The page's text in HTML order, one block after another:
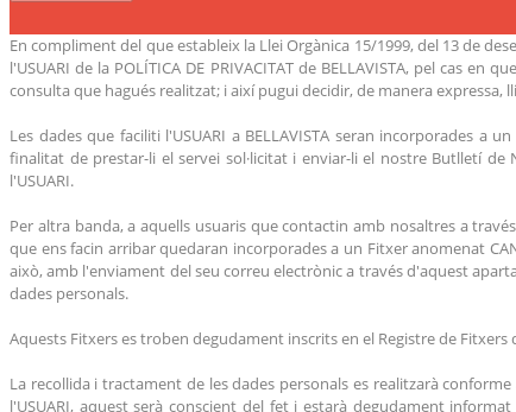
En compliment del que estableix la Llei Orgànica 15/1999, del 13 de
l'USUARI de la POLÍTICA DE PRIVACITAT de BELLAVISTA, pel cas
consulta que hagués realitzat; i així pugui decidir, de manera expressa,
Les dades que faciliti l'USUARI a BELLAVISTA seran incorporades a
finalitat de prestar-li el servei sol·licitat i enviar-li el nostre Butlletí
l'USUARI.
Per altra banda, a aquells usuaris que contactin amb nosaltres a
que ens facin arribar quedaran incorporades a un Fitxer anomenat
això, amb l'enviament del seu correu electrònic a través d'aquest
dades personals.
Aquests Fitxers es troben degudament inscrits en el Registre de Fitxers
La recollida i tractament de les dades personals es realitzarà
l'USUARI, aquest serà conscient del fet i estarà degudament